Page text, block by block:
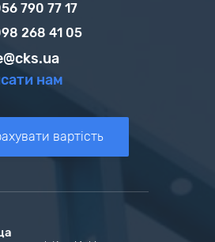
790 77 17
268 41 05
нам
вартість